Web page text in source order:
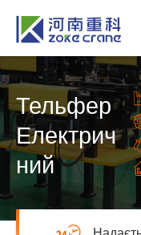
Тельфер
Електрич
ний